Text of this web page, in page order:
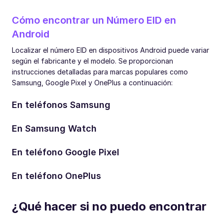
Cómo encontrar un Número EID en
Android
Localizar el número EID en dispositivos Android puede variar
según el fabricante y el modelo. Se proporcionan
instrucciones detalladas para marcas populares como
Samsung, Google Pixel y OnePlus a continuación:
En teléfonos Samsung
En Samsung Watch
En teléfono Google Pixel
En teléfono OnePlus
¿Qué hacer si no puedo encontrar